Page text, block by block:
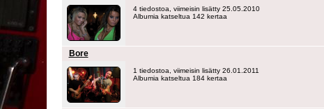
4 tiedostoa, viimeisin lisätty 25.05.2010
Albumia katseltua 142 kertaa
Bore
1 tiedostoa, viimeisin lisätty 26.01.2011
Albumia katseltua 184 kertaa